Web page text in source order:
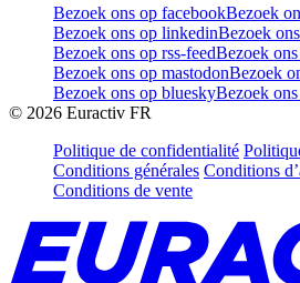
Bezoek ons op facebookBezoek
Bezoek ons op linkedinBezoek
Bezoek ons op rss-feedBezoek
Bezoek ons op mastodonBezoek
Bezoek ons op blueskyBezoek
© 2026 Euractiv FR
Politique de confidentialité
Conditions générales Conditions
Conditions de vente